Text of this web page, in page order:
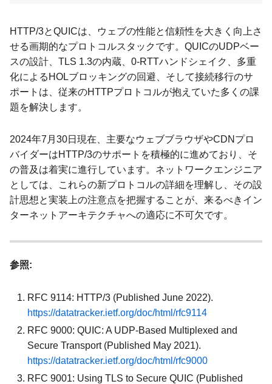
HTTP/3とQUICは、ウェブの性能と信頼性を大きく向上さ
せる画期的なプロトコルスタックです。QUICのUDPベー
スの設計、TLS 1.3の内蔵、0-RTTハンドシェイク、多重
化によるHOLブロッキングの回避、そして接続移行のサ
ポートは、従来のHTTPプロトコルが抱えていた多くの課
題を解決します。
2024年7月30日現在、主要なウェブブラウザやCDNプロ
バイダーはHTTP/3のサポートを積極的に進めており、そ
の普及は着実に進行しています。ネットワークエンジニア
としては、これらの新プロトコルの詳細を理解し、その設
計思想と実装上の注意点を把握することが、来るべきイン
ターネットアーキテクチャへの適応に不可欠です。
参照:
RFC 9114: HTTP/3 (Published June 2022).
https://datatracker.ietf.org/doc/html/rfc9114
RFC 9000: QUIC: A UDP-Based Multiplexed and
Secure Transport (Published May 2021).
https://datatracker.ietf.org/doc/html/rfc9000
RFC 9001: Using TLS to Secure QUIC (Published